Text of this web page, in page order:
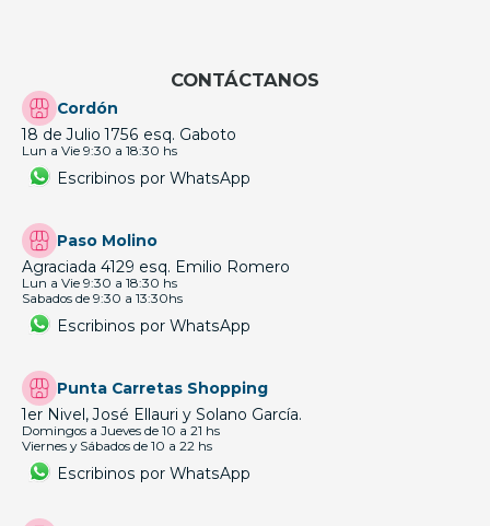
CONTÁCTANOS
Cordón
18 de Julio 1756 esq. Gaboto
Lun a Vie 9:30 a 18:30 hs
Escribinos por WhatsApp
Paso Molino
Agraciada 4129 esq. Emilio Romero
Lun a Vie 9:30 a 18:30 hs
Sabados de 9:30 a 13:30hs
Escribinos por WhatsApp
Punta Carretas Shopping
1er Nivel, José Ellauri y Solano García.
Domingos a Jueves de 10 a 21 hs
Viernes y Sábados de 10 a 22 hs
Escribinos por WhatsApp